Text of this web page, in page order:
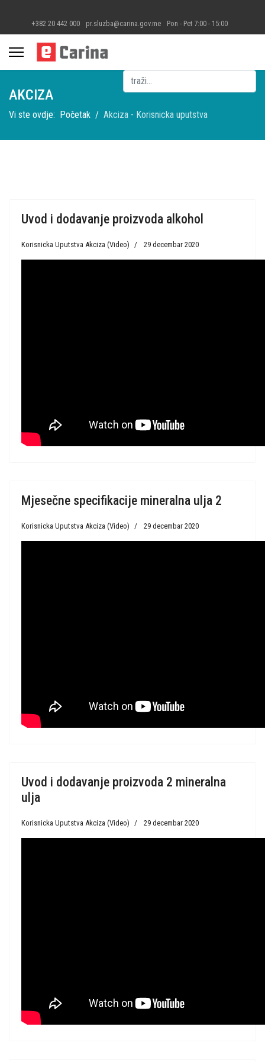
+382 20 442 000 pr.sluzba@carina.gov.me Pon - Pet 7:00 - 15:00
Pretraga
AKCIZA
Vi ste ovdje: Početak Akciza - Korisnicka uputstva
Uvod i dodavanje proizvoda alkohol
Korisnicka Uputstva Akciza (Video) 29 decembar 2020
Mjesečne specifikacije mineralna ulja 2
Korisnicka Uputstva Akciza (Video) 29 decembar 2020
Uvod i dodavanje proizvoda 2 mineralna
ulja
Korisnicka Uputstva Akciza (Video) 29 decembar 2020